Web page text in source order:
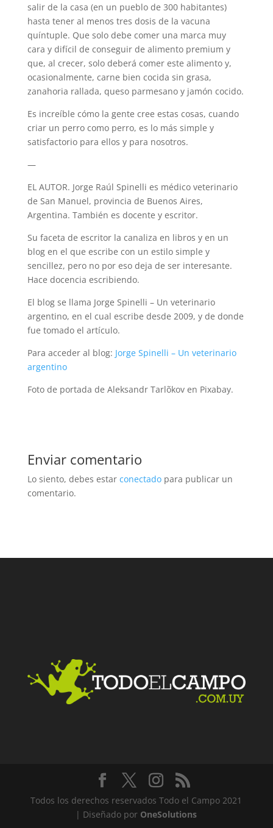
salir de la casa (en un pueblo de 300 habitantes)
hasta tener al menos tres dosis de la vacuna
quíntuple. Que solo debe comer una marca muy
cara y difícil de conseguir de alimento premium y
que, al crecer, solo deberá comer este alimento y,
ocasionalmente, carne bien cocida sin grasa,
zanahoria rallada, queso parmesano y jamón cocido.
Es increíble cómo la gente cree estas cosas, cuando
criar un perro como perro, es lo más simple y
satisfactorio para ellos y para nosotros.
—
EL AUTOR. Jorge Raúl Spinelli es médico veterinario
de San Manuel, provincia de Buenos Aires,
Argentina. También es docente y escritor.
Su faceta de escritor la canaliza en libros y en un
blog en el que escribe con un estilo simple y
sencillez, pero no por eso deja de ser interesante.
Hace docencia escribiendo.
El blog se llama Jorge Spinelli – Un veterinario
argentino, en el cual escribe desde 2009, y de donde
fue tomado el artículo.
Para acceder al blog: Jorge Spinelli – Un veterinario
argentino
Foto de portada de Aleksandr Tarlõkov en Pixabay.
Enviar comentario
Lo siento, debes estar conectadopara publicar un
comentario.
Todos los derechos reservados Todo el Campo 2021
| Diseñado por OneSolutions
Facebook